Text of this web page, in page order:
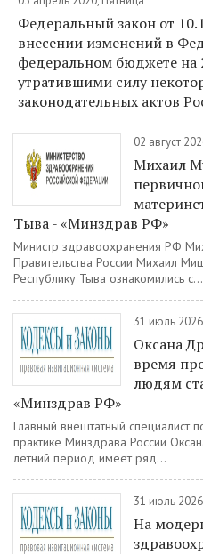
Федеральный закон от
внесении изменений в
федеральном бюджете на
утратившими силу
законодательных актов
02 август
Михаил
Тыва - «Минздрав РФ»
Министр здравоохранения РФ
Правительства России Михаил
Республику Тыва ознакомились с...
31 июль
Оксана
время
людям
«Минздрав РФ»
Главный внештатный специалист
практике Минздрава России
летний период имеет ряд...
31 июль
На